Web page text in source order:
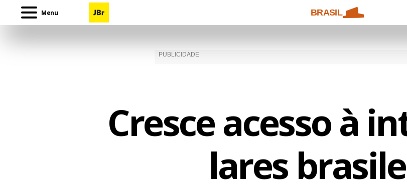
Menu BRASIL
Cresce acesso à
lares